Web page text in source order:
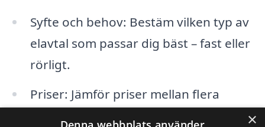
Syfte och behov: Bestäm vilken typ av
elavtal som passar dig bäst – fast eller
rörligt.
Priser: Jämför priser mellan flera
×